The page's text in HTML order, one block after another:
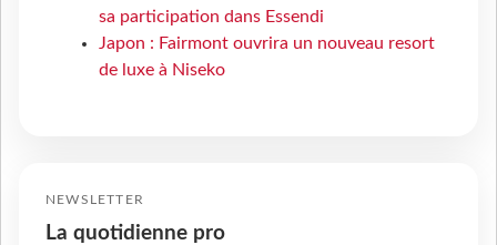
sa participation dans Essendi
Japon : Fairmont ouvrira un nouveau resort
de luxe à Niseko
NEWSLETTER
La quotidienne pro